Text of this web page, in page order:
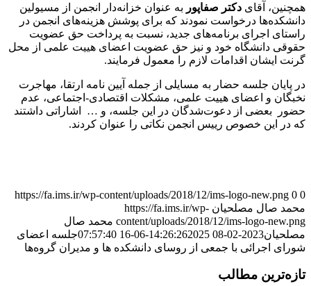
همچنین، آقای دکتر صفاپور به عنوان خزانه‌دار انجمن از مسیولین
دانشکده‌ها درخواست نمودند که برای پوشش هزینه‌های انجمن در
راستای اجرای برنامه‌های جدید، نسبت به پرداخت حق عضویت
حقوقی دانشگاه خود و نیز حق عضویت اعضای هییت علمی از محل
گرنت ایشان اقدامات لازم را معمول فرمایند.
در پایان جلسه حضار به مسایلی از جمله آیین نامه ارتقا، مهاجرت
نخبگان و اعضای هییت علمی، مشکلات اقتصادی-اجتماعی، عدم
حضور بعضی از دعوت‌شدگان در این جلسه، و … اشاراتی داشتند
که در این خصوص رییس انجمن نکاتی را عنوان کردند.
https://fa.ims.ir/wp-content/uploads/2018/12/ims-logo-new.png 0 0
محمد صال مصلحیان https://fa.ims.ir/wp-
content/uploads/2018/12/ims-logo-new.png محمد صال
مصلحیان2023-02-08 14:26:26
2025-06-16 07:57:40
جلسه اعضای
شورای اجرائی با جمعی از روسای دانشکده ها و مدیران گروه‌ها
تازه‌ترین مطالب